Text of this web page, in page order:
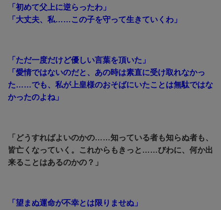
「初めて父上に逆らったわ」
「大丈夫、私……この子を守って生きていくわ」
「ただ一度だけど優しい言葉を頂いた」
「愛情ではないのだと、あの時は素直に受け取れなかっ
た……でも、私が上皇様のおそばにいたことは無駄ではな
かったのよね」
「どうすればよいのかの……知っている者も知らぬ者も、
皆亡くなっていく。これからもきっと……びわに、何か出
来ることはあるのかの？」
「望まぬ運命が不幸とは限りませぬ」